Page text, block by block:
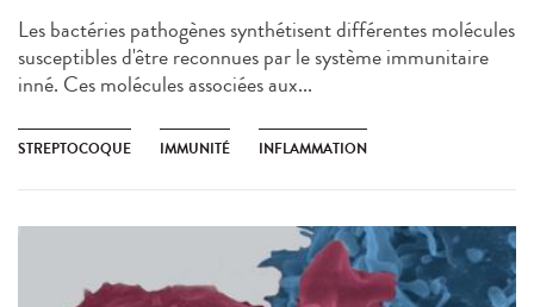
Les bactéries pathogènes synthétisent différentes molécules
susceptibles d'être reconnues par le système immunitaire
inné. Ces molécules associées aux...
STREPTOCOQUE IMMUNITÉ INFLAMMATION